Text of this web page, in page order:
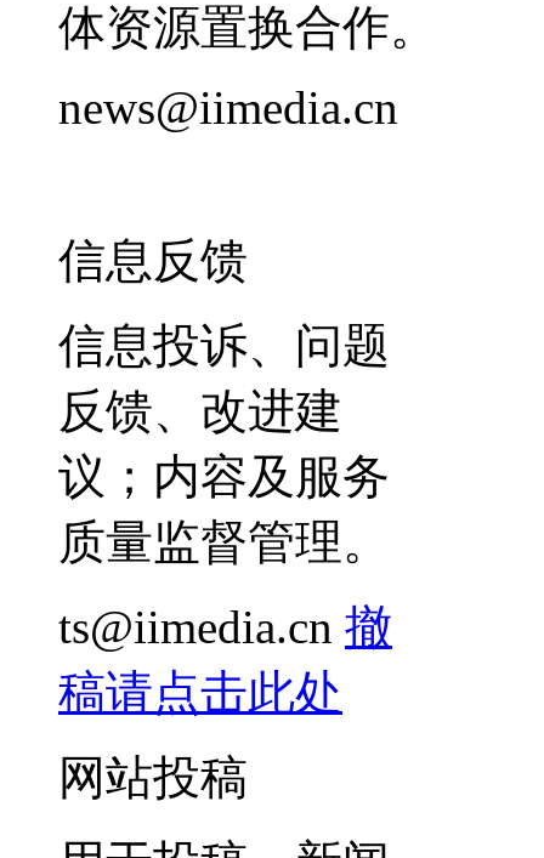
体资源置换合作。
news@iimedia.cn
信息反馈
信息投诉、问题
反馈、改进建
议；内容及服务
质量监督管理。
ts@iimedia.cn 撤
稿请点击此处
网站投稿